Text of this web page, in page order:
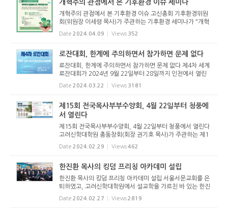
개혁주의 관점에서 본 기후환경 이슈 세미나
개혁주의 관점에서 본 기후환경 이슈 고신총회 기후환경위원
회(위원장 이세령 목사)가 주관하는 기후환경 세미나가 "개혁
주의 관점에서 본 기후환경 이슈"라는 주제로 아래와 같이 열
린다. 일시: 2024년 5월 9일(화) 오후 2시 장소: 일원동교회당
Date 2024.04.09 Views 352
로잔대회, 한계에 주의하면서 참가하면 문제 없다
로잔대회, 한계에 주의하면서 참가하면 문제 없다 제4차 세계
로잔대회가 2024년 9월 22일부터 28일까지 인천에서 열린
다. 이에 대해 고신총회는 총회에 속한 개인과 기관으로 하여
금 로잔대회에 참석을 금지하도록 결정해야 할 정도로 심각한
Date 2024.03.22 Views 3181
제15회 전국목사부부수양회, 4월 22일부터 청풍에
서 열린다
제15회 전국목사부부수양회, 4월 22일부터 청풍에서 열린다
고려신학대학원 총동창회(회장 권기호 목사)가 주관하는 제1
5회 전국목사부부수양회가 4월 22일부터 청풍 레이크 호텔에
서 아래와 같이 열린다. "열심을 품고 주를 섬기라(로마서12:1
Date 2024.02.29 Views462
한진환 목사의 킹덤 프리칭 아카데미 설립
한진환 목사의 킹덤 프리칭 아카데미 설립 서울서문교회를 은
퇴하였고, 고려신학대학원에서 설교학을 가르친 바 있는 한진
환 목사가 「킹덤 프리칭 아카데미」(KPA, Kingdom Preachin
g Academy)를 설립하고 이를 감사하는 예배를 드렸다. 202
Date 2024.02.27 Views2819